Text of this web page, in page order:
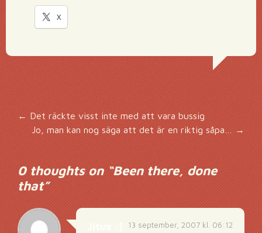
X
Inläggsnavigering
←Det räckte visst inte med att vara bussig
Jo, man kan nog säga att det är en riktig såpa…→
0 thoughts on “Been there, done
that”
13 september, 2007 kl. 06:12